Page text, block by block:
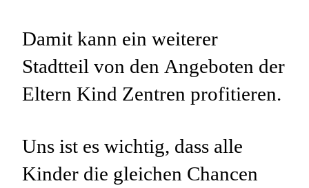
Damit kann ein weiterer
Stadtteil von den Angeboten der
Eltern Kind Zentren profitieren.
Uns ist es wichtig, dass alle
Kinder die gleichen Chancen